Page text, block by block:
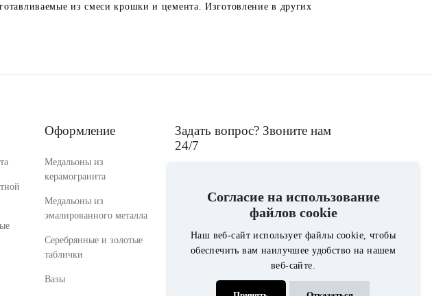
из смеси крошки и цемента. Изготовление в других
Оформление
Медальоны из
керамогранита
Медальоны из
эмалированного металла
Серебрянные и золотые
таблички
Вазы
Задать вопрос? Звоните нам
24/7
мрамор", ответит на интересующие Вас
вопросы по выбору памятника,
ограды,вазы, лампады, либо по
стоимости благоустройства могилы.
Согласие на использование
файлов cookie
Наш веб-сайт использует файлы cookie, чтобы
обеспечить вам наилучшее удобство на нашем
веб-сайте.